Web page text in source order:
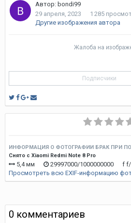
Автор: bondi99
29 апреля, 2023
1 285
Другие изображения автора
Жалоба на
Подписчики
ИНФОРМАЦИЯ О ФОТОГРАФИИ БРАК ПРИ
Снято с Xiaomi Redmi Note 8 Pro
5,4 мм 29997000/1000000000 f f/
Просмотреть всю EXIF-информацию
0 комментариев